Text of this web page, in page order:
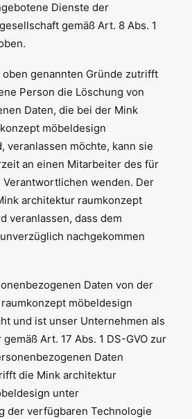
Dienste der
gemäß Art. 8 Abs. 1
genannten Gründe zutrifft
Person die Löschung von
Daten, die bei der Mink
möbeldesign
veranlassen möchte, kann sie
an einen Mitarbeiter des für
Verantwortlichen wenden. Der
architektur raumkonzept
veranlassen, dass dem
nachgekommen
Daten von der
möbeldesign
und ist unser Unternehmen als
Art. 17 Abs. 1 DS-GVO zur
Daten
die Mink architektur
unter
der verfügbaren Technologie